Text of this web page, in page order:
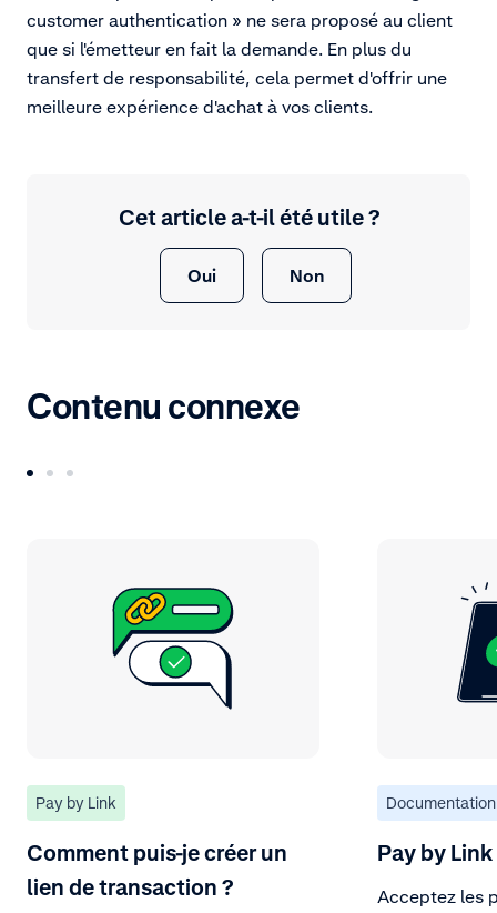
customer authentication » ne sera proposé au client
que si l'émetteur en fait la demande. En plus du
transfert de responsabilité, cela permet d'offrir une
meilleure expérience d'achat à vos clients.
Cet article a-t-il été utile ?
Oui Non
Contenu connexe
Pay by Link
Comment puis-je créer un
lien de transaction ?
Documentation
Pay by Link
Acceptez les